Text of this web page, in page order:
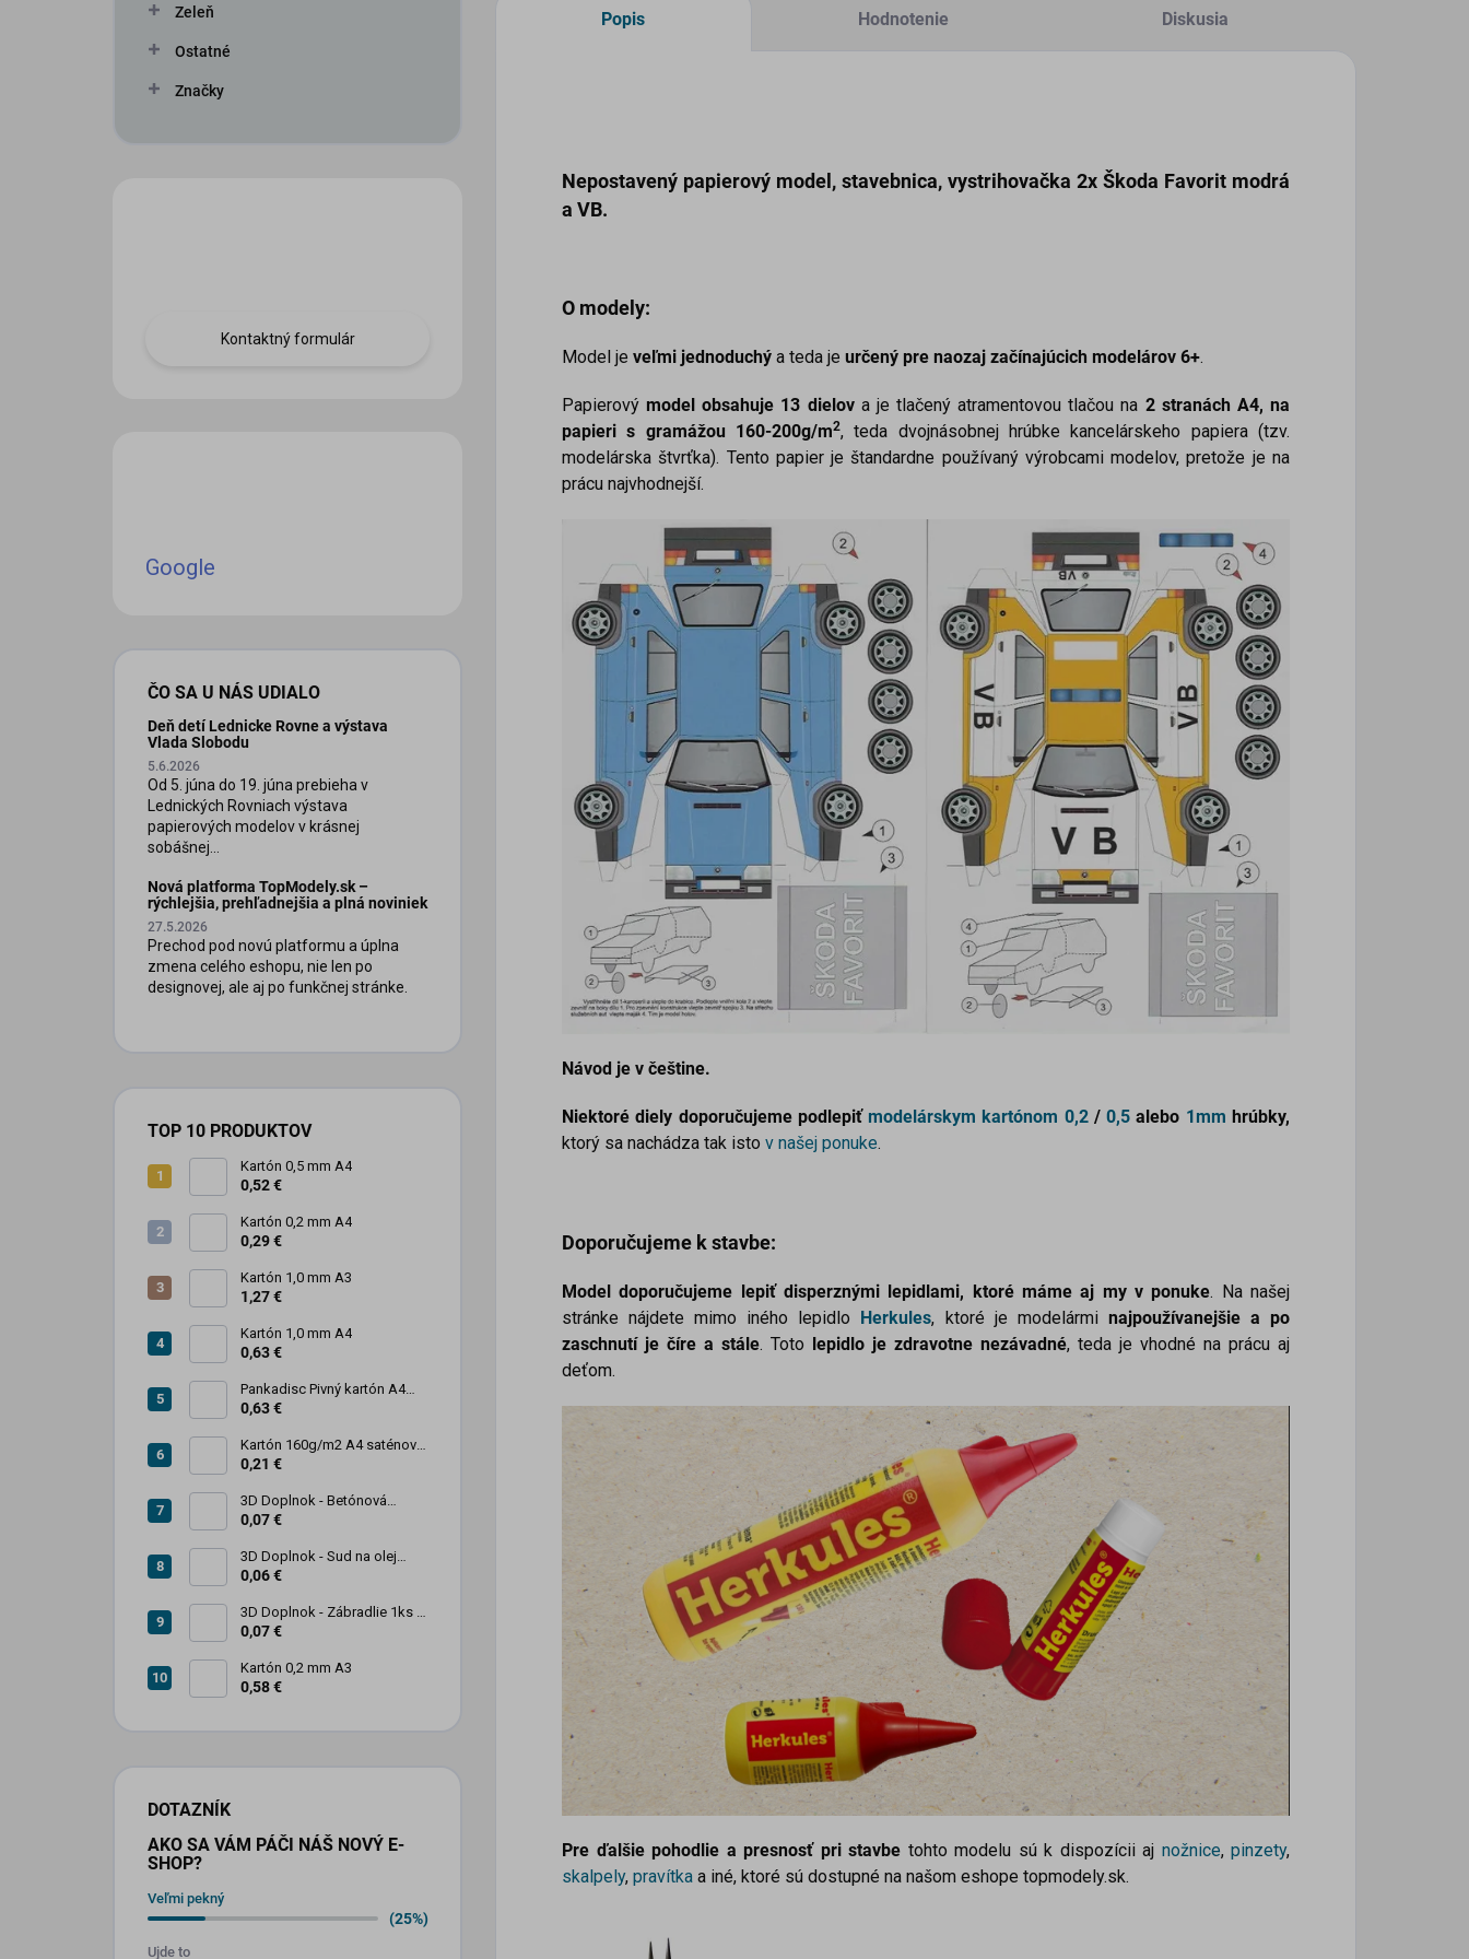
Zeleň
Ostatné
Značky
Kontaktný formulár
Google
ČO SA U NÁS UDIALO
Deň detí Lednicke Rovne a výstava
Vlada Slobodu
5.6.2026
Od 5. júna do 19. júna prebieha v
Lednických Rovniach výstava
papierových modelov v krásnej
sobášnej...
Nová platforma TopModely.sk –
rýchlejšia, prehľadnejšia a plná noviniek
27.5.2026
Prechod pod novú platformu a úplna
zmena celého eshopu, nie len po
designovej, ale aj po funkčnej stránke.
TOP 10 PRODUKTOV
Kartón 0,5 mm A4
0,52 €
Kartón 0,2 mm A4
0,29 €
Kartón 1,0 mm A3
1,27 €
Kartón 1,0 mm A4
0,63 €
Pankadisc Pivný kartón A4
1mm 420g
0,63 €
Kartón 160g/m2 A4 saténový
biely povrch
0,21 €
3D Doplnok - Betónová
zábrana 1ks
0,07 €
3D Doplnok - Sud na olej
kovový 250L - 1ks
0,06 €
3D Doplnok - Zábradlie 1ks +
stojan 2ks
0,07 €
Kartón 0,2 mm A3
0,58 €
DOTAZNÍK
AKO SA VÁM PÁČI NÁŠ NOVÝ E-
SHOP?
Veľmi pekný
(25%)
Ujde to
Popis Hodnotenie Diskusia
Nepostavený papierový model , stavebnica, vystrihovačka 2x Škoda Favorit modrá
a VB.
O modely:
Model je veľmi jednoduchý a teda je určený pre naozaj začínajúcich modelárov 6+.
Papierový model obsahuje 13 dielov a je tlačený atramentovou tlačou na 2 stranách A4, na
papieri s gramážou 160-200g/m2, teda dvojnásobnej hrúbke kancelárskeho papiera (tzv.
modelárska štvrťka). Tento papier je štandardne používaný výrobcami modelov, pretože je na
prácu najvhodnejší.
Návod je v češtine.
Niektoré diely doporučujeme podlepiť modelárskym kartónom 0,2/0,5 alebo 1mm hrúbky,
ktorý sa nachádza tak isto v našej ponuke.
Doporučujeme k stavbe:
Model doporučujeme lepiť disperznými lepidlami, ktoré máme aj my v ponuke. Na našej
stránke nájdete mimo iného lepidlo
Herkules, ktoré je modelármi najpoužívanejšie a po
zaschnutí je číre a stále. Toto lepidlo je zdravotne nezávadné, teda je vhodné na prácu aj
deťom.
Pre ďalšie pohodlie a presnosť pri stavbe tohto modelu sú k dispozícii aj nožnice, pinzety,
skalpely, pravítka a iné, ktoré sú dostupné na našom eshope topmodely.sk.